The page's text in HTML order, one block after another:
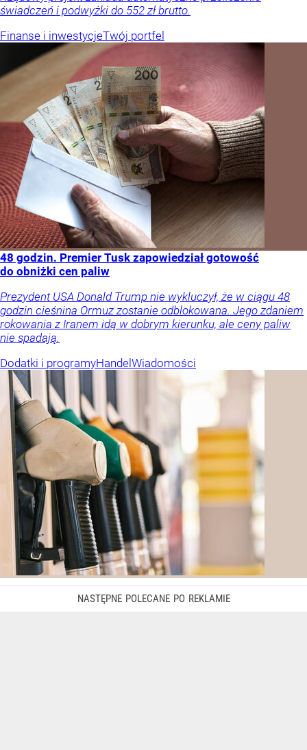
świadczeń i podwyżki do 552 zł brutto.
Finanse i inwestycjeTwój portfel
48 godzin. Premier Tusk zapowiedział gotowość
do obniżki cen paliw
Prezydent USA Donald Trump nie wykluczył, że w ciągu 48
godzin cieśnina Ormuz zostanie odblokowana. Jego zdaniem
rokowania z Iranem idą w dobrym kierunku, ale ceny paliw
nie spadają.
Dodatki i programyHandelWiadomości